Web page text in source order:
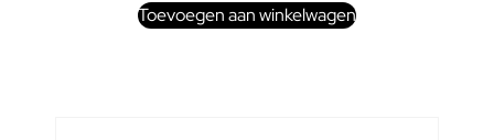
Toevoegen aan winkelwagen